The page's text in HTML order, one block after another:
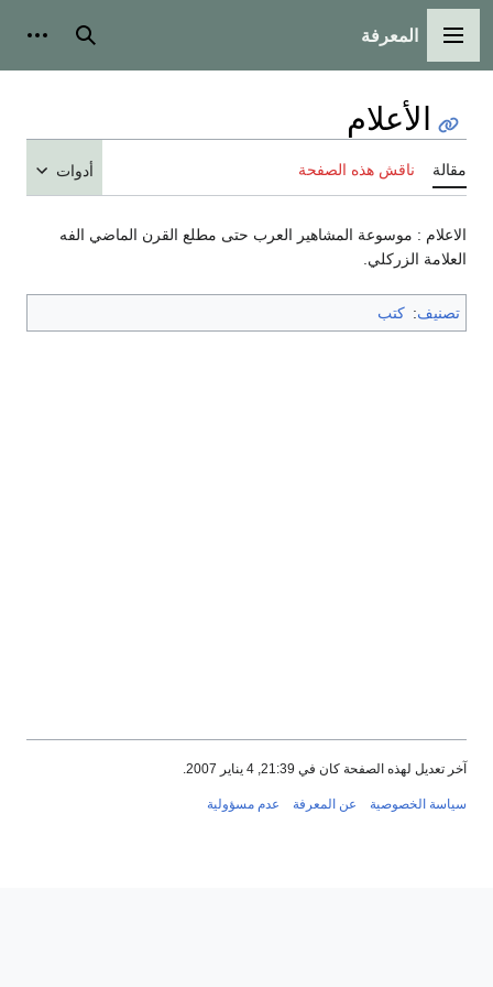
القائمة الرئيسية
المعرفة بحث
الأعلام
مقالة ناقش هذه الصفحة أدوات
الاعلام : موسوعة المشاهير العرب حتى مطلع القرن الماضي الفه
العلامة الزركلي.
تصنيف: كتب
آخر تعديل لهذه الصفحة كان في 21:39, 4 يناير 2007.
سياسة الخصوصية عن المعرفة عدم مسؤولية